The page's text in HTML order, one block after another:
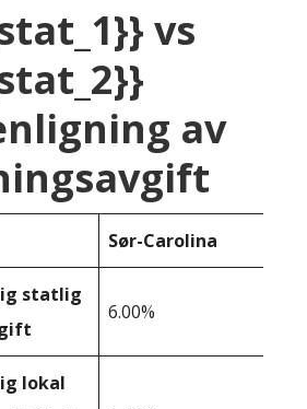
vs
av
Sør-Carolina
statlig
6.00%
lokal